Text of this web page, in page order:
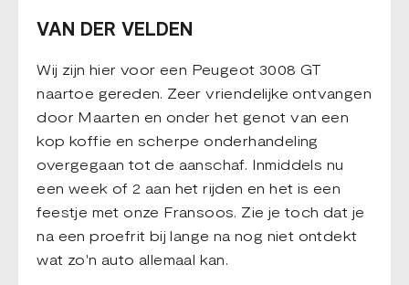
VAN DER VELDEN
Wij zijn hier voor een Peugeot 3008 GT
naartoe gereden. Zeer vriendelijke ontvangen
door Maarten en onder het genot van een
kop koffie en scherpe onderhandeling
overgegaan tot de aanschaf. Inmiddels nu
een week of 2 aan het rijden en het is een
feestje met onze Fransoos. Zie je toch dat je
na een proefrit bij lange na nog niet ontdekt
wat zo'n auto allemaal kan.